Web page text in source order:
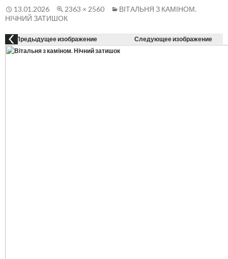
13.01.2026 2363 × 2560
ВІТАЛЬНЯ З КАМІНОМ.
НІЧНИЙ ЗАТИШОК
Предыдущее изображение Следующее изображение